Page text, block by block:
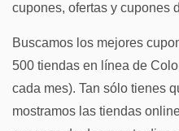
cupones, ofertas y cupones
Buscamos los mejores
500 tiendas en línea de
cada mes). Tan sólo tienes
mostramos las tiendas